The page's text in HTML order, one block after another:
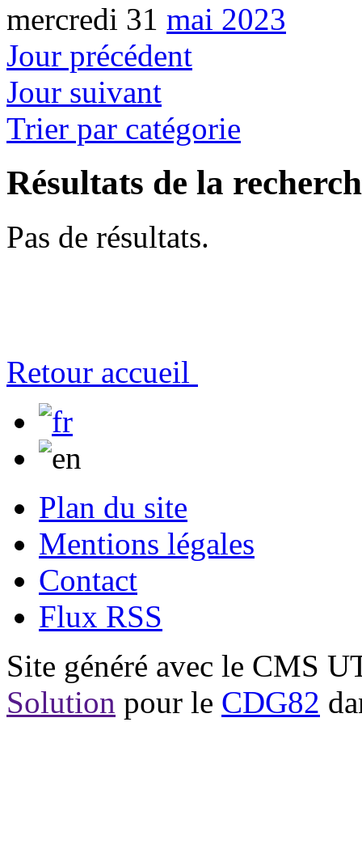
mercredi 31 mai 2023
Jour précédent
Jour suivant
Trier par catégorie
Résultats de la
Pas de résultats.
Retour accueil
Plan du site
Mentions légales
Contact
Flux RSS
Site généré avec le CMS
Solution pour le CDG82